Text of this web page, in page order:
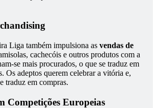
Liga também impulsiona as vendas de
cachecóis e outros produtos com a
se mais procurados, o que se traduz em
Os adeptos querem celebrar a vitória e,
traduz em compras.
Competições Europeias